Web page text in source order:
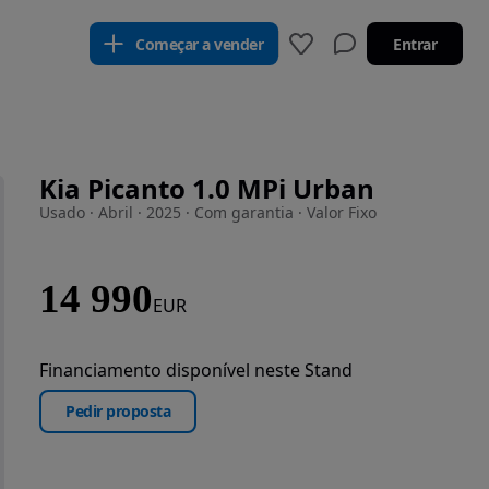
Começar a vender Entrar
Kia Picanto 1.0 MPi Urban
Usado · Abril · 2025 · Com garantia · Valor Fixo
14 990EUR
Financiamento disponível neste Stand
Pedir proposta